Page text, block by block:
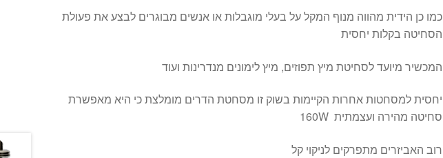
כמו כן הידית מהווה מנוף המקל על בעלי מוגבלות או אנשים מבוגרים לבצע את פעולת
הסחיטה בקלות יחסית
המכשיר מיועד לסחיטת מיץ תפוזים, מיץ לימונים מנדרינות ועוד
יחסית למסחטות אחרות הקיימות בשוק זו מסחטת הדרים מומלצת כי היא מאפשרת
סחיטה מהירה ועצמתית 160W
רוב האביזרים מתפרקים לניקוי קל